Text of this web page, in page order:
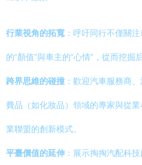
行業視角的拓寬 ：呼吁同行不僅關
的“顏值”與車主的“心情”，從而挖掘
跨界思維的碰撞 ：歡迎汽車服務商
費品（如化妝品）領域的專家與從
業聯盟的創新模式。
平臺價值的延伸 ：展示掏掏汽配科